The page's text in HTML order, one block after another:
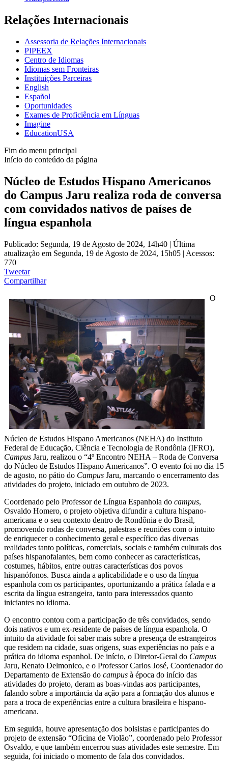
Relações Internacionais
Assessoria de Relações Internacionais
PIPEEX
Centro de Idiomas
Idiomas sem Fronteiras
Instituições Parceiras
English
Español
Oportunidades
Exames de Proficiência em Línguas
Imagine
EducationUSA
Fim do menu principal
Início do conteúdo da página
Núcleo de Estudos Hispano Americanos
do Campus Jaru realiza roda de conversa
com convidados nativos de países de
língua espanhola
Publicado: Segunda, 19 de Agosto de 2024, 14h40 | Última
atualização em Segunda, 19 de Agosto de 2024, 15h05 | Acessos:
770
Tweetar
Compartilhar
O
Núcleo de Estudos Hispano Americanos (NEHA) do Instituto
Federal de Educação, Ciência e Tecnologia de Rondônia (IFRO),
Campus Jaru, realizou o “4º Encontro NEHA – Roda de Conversa
do Núcleo de Estudos Hispano Americanos”. O evento foi no dia 15
de agosto, no pátio do Campus Jaru, marcando o encerramento das
atividades do projeto, iniciado em outubro de 2023.
Coordenado pelo Professor de Língua Espanhola do campus,
Osvaldo Homero, o projeto objetiva difundir a cultura hispano-
americana e o seu contexto dentro de Rondônia e do Brasil,
promovendo rodas de conversa, palestras e reuniões com o intuito
de enriquecer o conhecimento geral e específico das diversas
realidades tanto políticas, comerciais, sociais e também culturais dos
países hispanofalantes, bem como conhecer as características,
costumes, hábitos, entre outras características dos povos
hispanófonos. Busca ainda a aplicabilidade e o uso da língua
espanhola com os participantes, oportunizando a prática falada e a
escrita da língua estrangeira, tanto para interessados quanto
iniciantes no idioma.
O encontro contou com a participação de três convidados, sendo
dois nativos e um ex-residente de países de língua espanhola. O
intuito da atividade foi saber mais sobre a presença de estrangeiros
que residem na cidade, suas origens, suas experiências no país e a
prática do idioma espanhol. De início, o Diretor-Geral do Campus
Jaru, Renato Delmonico, e o Professor Carlos José, Coordenador do
Departamento de Extensão do campus à época do início das
atividades do projeto, deram as boas-vindas aos participantes,
falando sobre a importância da ação para a formação dos alunos e
para a troca de experiências entre a cultura brasileira e hispano-
americana.
Em seguida, houve apresentação dos bolsistas e participantes do
projeto de extensão “Oficina de Violão”, coordenado pelo Professor
Osvaldo, e que também encerrou suas atividades este semestre. Em
seguida, foi iniciado o momento de fala dos convidados.